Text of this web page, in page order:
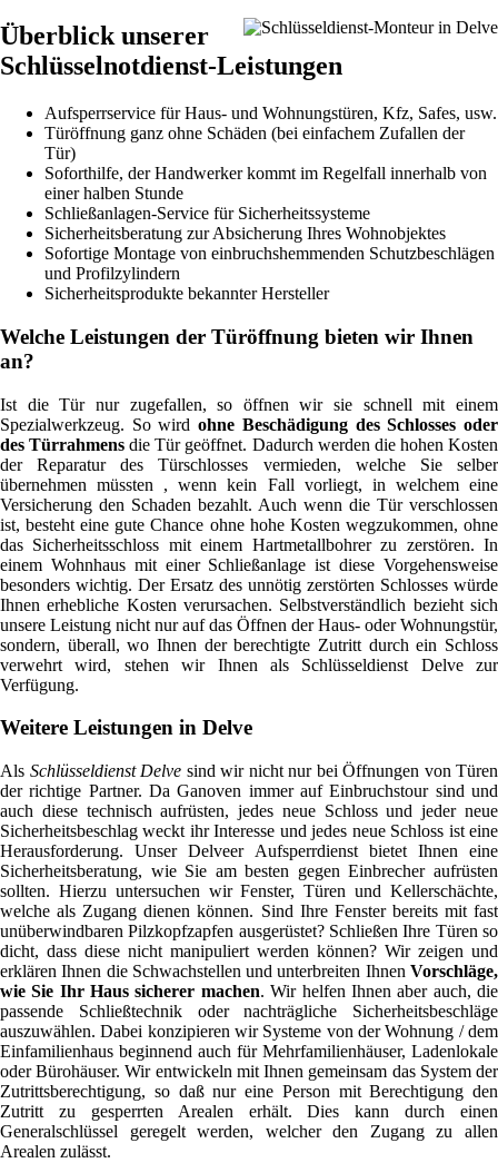
Überblick unserer
Schlüsselnotdienst-Leistungen
Aufsperrservice für Haus- und Wohnungstüren, Kfz, Safes, usw.
Türöffnung ganz ohne Schäden (bei einfachem Zufallen der
Tür)
Soforthilfe, der Handwerker kommt im Regelfall innerhalb von
einer halben Stunde
Schließanlagen-Service für Sicherheitssysteme
Sicherheitsberatung zur Absicherung Ihres Wohnobjektes
Sofortige Montage von einbruchshemmenden Schutzbeschlägen
und Profilzylindern
Sicherheitsprodukte bekannter Hersteller
Welche Leistungen der Türöffnung bieten wir Ihnen
an?
Ist die Tür nur zugefallen, so öffnen wir sie schnell mit einem
Spezialwerkzeug. So wirdohne Beschädigung des Schlosses oder
des Türrahmens die Tür geöffnet. Dadurch werden die hohen Kosten
der Reparatur des Türschlosses vermieden, welche Sie selber
übernehmen müssten , wenn kein Fall vorliegt, in welchem eine
Versicherung den Schaden bezahlt. Auch wenn die Tür verschlossen
ist, besteht eine gute Chance ohne hohe Kosten wegzukommen, ohne
das Sicherheitsschloss mit einem Hartmetallbohrer zu zerstören. In
einem Wohnhaus mit einer Schließanlage ist diese Vorgehensweise
besonders wichtig. Der Ersatz des unnötig zerstörten Schlosses würde
Ihnen erhebliche Kosten verursachen. Selbstverständlich bezieht sich
unsere Leistung nicht nur auf das Öffnen der Haus- oder Wohnungstür,
sondern, überall, wo Ihnen der berechtigte Zutritt durch ein Schloss
verwehrt wird, stehen wir Ihnen als Schlüsseldienst Delve zur
Verfügung.
Weitere Leistungen in Delve
Als Schlüsseldienst Delve sind wir nicht nur bei Öffnungen von Türen
der richtige Partner. Da Ganoven immer auf Einbruchstour sind und
auch diese technisch aufrüsten, jedes neue Schloss und jeder neue
Sicherheitsbeschlag weckt ihr Interesse und jedes neue Schloss ist eine
Herausforderung. Unser Delveer Aufsperrdienst bietet Ihnen eine
Sicherheitsberatung, wie Sie am besten gegen Einbrecher aufrüsten
sollten. Hierzu untersuchen wir Fenster, Türen und Kellerschächte,
welche als Zugang dienen können. Sind Ihre Fenster bereits mit fast
unüberwindbaren Pilzkopfzapfen ausgerüstet? Schließen Ihre Türen so
dicht, dass diese nicht manipuliert werden können? Wir zeigen und
erklären Ihnen die Schwachstellen und unterbreiten Ihnen Vorschläge,
wie Sie Ihr Haus sicherer machen. Wir helfen Ihnen aber auch, die
passende Schließtechnik oder nachträgliche Sicherheitsbeschläge
auszuwählen. Dabei konzipieren wir Systeme von der Wohnung / dem
Einfamilienhaus beginnend auch für Mehrfamilienhäuser, Ladenlokale
oder Bürohäuser. Wir entwickeln mit Ihnen gemeinsam das System der
Zutrittsberechtigung, so daß nur eine Person mit Berechtigung den
Zutritt zu gesperrten Arealen erhält. Dies kann durch einen
Generalschlüssel geregelt werden, welcher den Zugang zu allen
Arealen zulässt.